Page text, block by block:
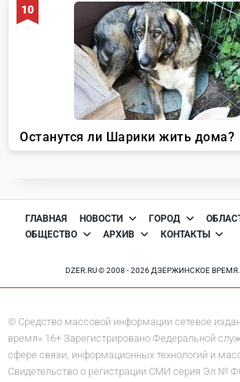
ГЛАВНАЯ НОВОСТИ ГОРОД
ОБЩЕСТВО
АРХИВ КОНТАКТЫ
DZER.RU © 2008 - 2026 ДЗЕРЖИНСКОЕ
© Средство массовой информации сетевое
время» 16+ Зарегистрировано Федеральной
сфере связи, информационных технологий и
Свидетельство о регистрации СМИ серия Эл №